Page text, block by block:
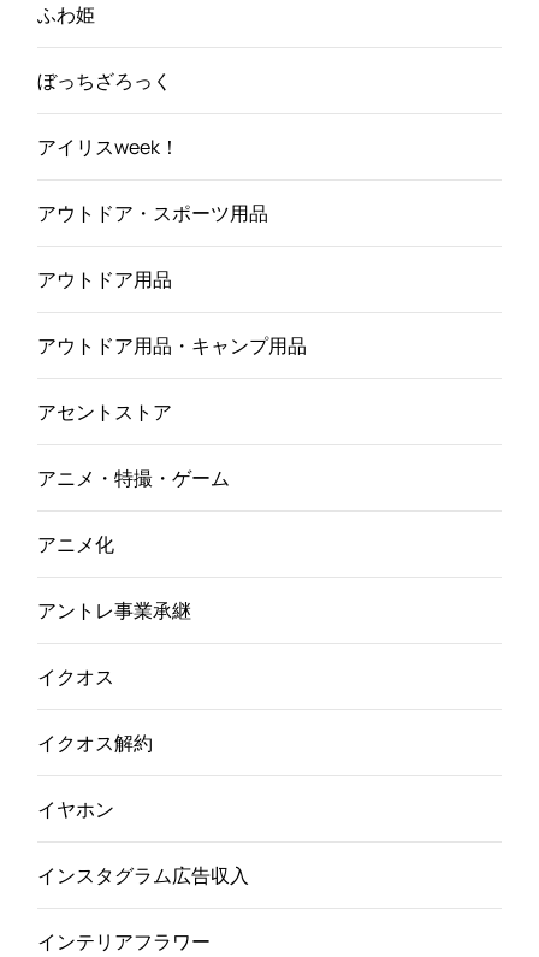
ふわ姫
ぼっちざろっく
アイリスweek！
アウトドア・スポーツ用品
アウトドア用品
アウトドア用品・キャンプ用品
アセントストア
アニメ・特撮・ゲーム
アニメ化
アントレ事業承継
イクオス
イクオス解約
イヤホン
インスタグラム広告収入
インテリアフラワー